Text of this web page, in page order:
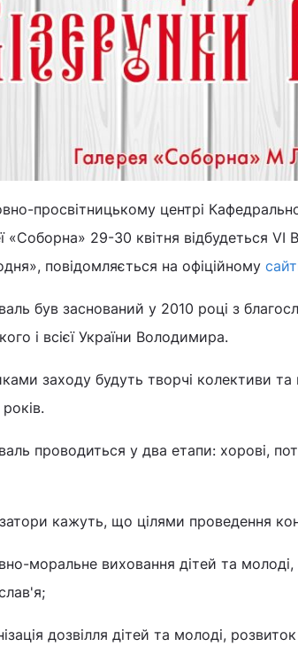
просвітницькому центрі
«Соборна» 29-30 квітня відбудеться VI
повідомляється на офіційному
був заснований у 2010 році з
і всієї України Володимира.
заходу будуть творчі колективи та
проводиться у два етапи: хорові,
кажуть, що цілями проведення
моральне виховання дітей та
дозвілля дітей та молоді,